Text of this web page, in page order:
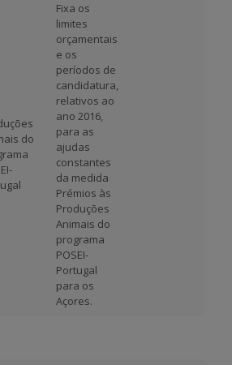
do
Fixa os
limites
orçamentais
e os
períodos de
candidatura,
relativos ao
ano 2016,
para as
ajudas
constantes
da medida
Prémios às
Produções
Animais do
programa
POSEI-
Portugal
para os
Açores.